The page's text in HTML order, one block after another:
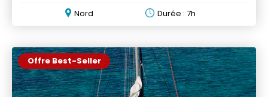
Nord Durée : 7h
Offre Best-Seller